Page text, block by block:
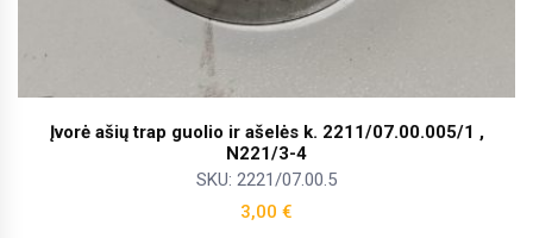
Įvorė ašių trap guolio ir ašelės k. 2211/07.00.005/1 ,
N221/3-4
SKU: 2221/07.00.5
3,00 €